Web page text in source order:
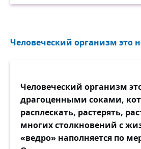
Человеческий организм это
Человеческий организм
драгоценными соками,
расплескать, растерять,
многих столкновений с
«ведро» наполняется по